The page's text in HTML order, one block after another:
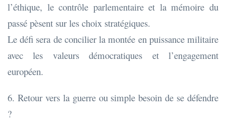
l’éthique, le contrôle parlementaire et la mémoire du
passé pèsent sur les choix stratégiques.
Le défi sera de concilier la montée en puissance militaire
avec les valeurs démocratiques et l’engagement
européen.
6. Retour vers la guerre ou simple besoin de se défendre
?